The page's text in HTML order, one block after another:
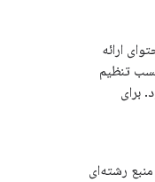
ارائه
تنظیم
برای
رشته‌ای